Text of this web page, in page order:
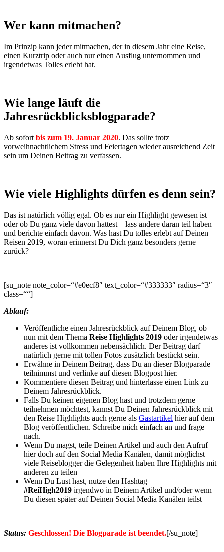
Wer kann mitmachen?
Im Prinzip kann jeder mitmachen, der in diesem Jahr eine Reise,
einen Kurztrip oder auch nur einen Ausflug unternommen und
irgendetwas Tolles erlebt hat.
Wie lange läuft die
Jahresrückblicksblogparade?
Ab sofort bis zum 19. Januar 2020. Das sollte trotz
vorweihnachtlichem Stress und Feiertagen wieder ausreichend Zeit
sein um Deinen Beitrag zu verfassen.
Wie viele Highlights dürfen es denn sein?
Das ist natürlich völlig egal. Ob es nur ein Highlight gewesen ist
oder ob Du ganz viele davon hattest – lass andere daran teil haben
und berichte einfach davon. Was hast Du tolles erlebt auf Deinen
Reisen 2019, woran erinnerst Du Dich ganz besonders gerne
zurück?
[su_note note_color=“#e0ecf8″ text_color=“#333333″ radius=“3″
class=““]
Ablauf:
Veröffentliche einen Jahresrückblick auf Deinem Blog, ob
nun mit dem Thema Reise Highlights 2019 oder irgendetwas
anderes ist vollkommen nebensächlich. Der Beitrag darf
natürlich gerne mit tollen Fotos zusätzlich bestückt sein.
Erwähne in Deinem Beitrag, dass Du an dieser Blogparade
teilnimmst und verlinke auf diesen Blogpost hier.
Kommentiere diesen Beitrag und hinterlasse einen Link zu
Deinem Jahresrückblick.
Falls Du keinen eigenen Blog hast und trotzdem gerne
teilnehmen möchtest, kannst Du Deinen Jahresrückblick mit
den Reise Highlights auch gerne als Gastartikel hier auf dem
Blog veröffentlichen. Schreibe mich einfach an und frage
nach.
Wenn Du magst, teile Deinen Artikel und auch den Aufruf
hier doch auf den Social Media Kanälen, damit möglichst
viele Reiseblogger die Gelegenheit haben Ihre Highlights mit
anderen zu teilen
Wenn Du Lust hast, nutze den Hashtag
#ReiHigh2019 irgendwo in Deinem Artikel und/oder wenn
Du diesen später auf Deinen Social Media Kanälen teilst
Status: Geschlossen! Die Blogparade ist beendet.[/su_note]